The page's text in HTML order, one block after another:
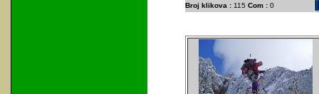
Broj klikova :115 Com :0